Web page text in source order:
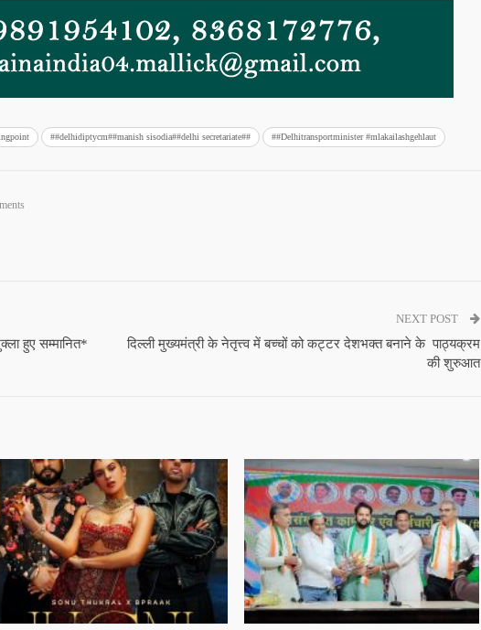
##delhidiptycm##manish sisodia##delhi secretariate## ##Delhitransportminister #mlakailashgehlaut
हुए सम्मानित*
NEXT POST
दिल्ली मुख्यमंत्री के नेतृत्त्व में बच्चों को कट्टर देशभक्त बनाने के पाठ्यक्रम
की शुरुआत